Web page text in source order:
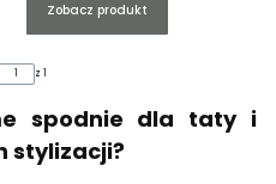
Zobacz produkt
z 1
spodnie dla taty i
stylizacji?